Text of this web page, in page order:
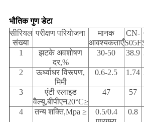
भौतिक गुण डेटा
सीरियल
संख्या
परीक्षण परियोजना
मानक
आवश्यकताएँ
CN-
S05F
1
झटके अवशोषण
दर,%
30-50 38.9
2
ऊर्ध्वाधर विरूपण,
मिमी
0.6-2.5 1.74
3
एंटी स्लाइड
वैल्यू,बीपीएन20°C≥
47 57
4 तन्य शक्ति,Mpa ≥
0.5/0.4
0.8